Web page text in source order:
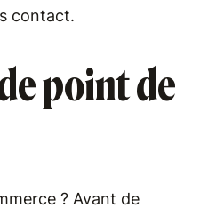
contact.
point de
? Avant de